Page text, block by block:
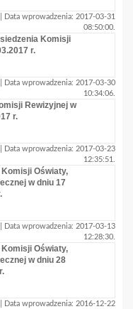
wprowadzenia: 2017-03-31
08:50:00.
Komisji
r.
Data wprowadzenia: 2017-03-30
10:34:06.
Rewizyjnej w
r.
Data wprowadzenia: 2017-03-23
12:35:51.
Oświaty,
w dniu 17
Data wprowadzenia: 2017-03-13
12:28:30.
Oświaty,
w dniu 28
Data wprowadzenia: 2016-12-22